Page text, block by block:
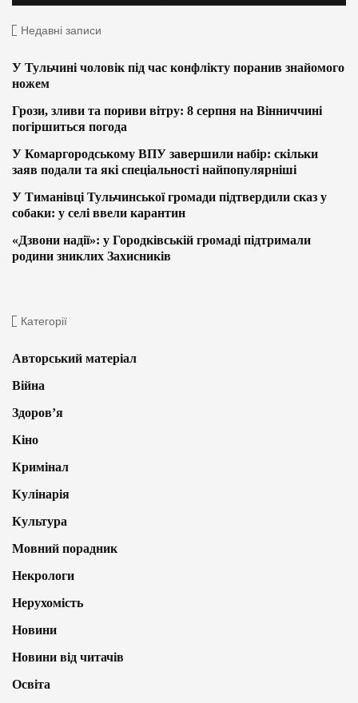
Недавні записи
У Тульчині чоловік під час конфлікту поранив знайомого
ножем
Грози, зливи та пориви вітру: 8 серпня на Вінниччині
погіршиться погода
У Комаргородському ВПУ завершили набір: скільки
заяв подали та які спеціальності найпопулярніші
У Тиманівці Тульчинської громади підтвердили сказ у
собаки: у селі ввели карантин
«Дзвони надії»: у Городківській громаді підтримали
родини зниклих Захисників
Категорії
Авторський матеріал
Війна
Здоров’я
Кіно
Кримінал
Кулінарія
Культура
Мовний порадник
Некрологи
Нерухомість
Новини
Новини від читачів
Освіта